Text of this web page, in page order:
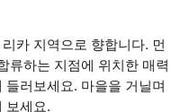
카 지역으로 향합니다. 먼
류하는 지점에 위치한 매력
러보세요. 마을을 거닐며
보세요.